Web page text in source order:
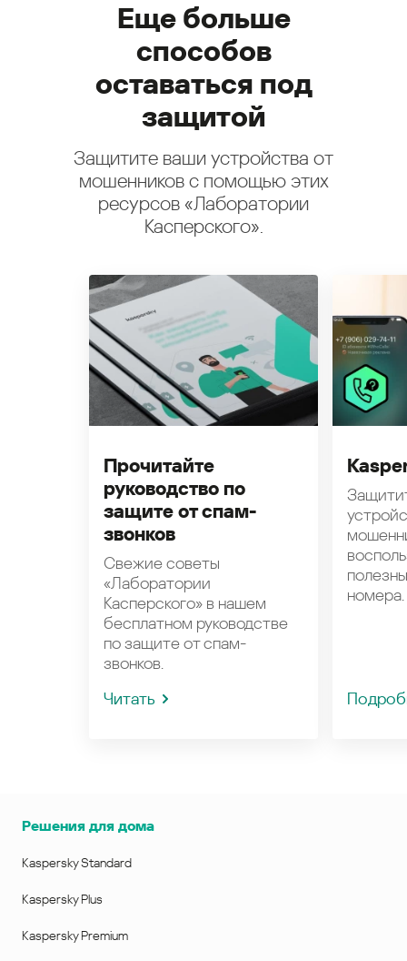
Еще больше
способов
оставаться под
защитой
Защитите ваши устройства от
мошенников с помощью этих
ресурсов «Лаборатории
Касперского».
Прочитайте
руководство по
защите от спам-
звонков
Свежие советы
«Лаборатории
Касперского» в нашем
бесплатном руководстве
по защите от спам-
звонков.
Читать
номера.
Решения для дома
Kaspersky Standard
Kaspersky Plus
Kaspersky Premium